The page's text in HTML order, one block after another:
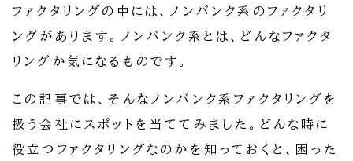
ファクタリングの中には、ノンバンク系のファクタリ
ングがあります。ノンバンク系とは、どんなファクタ
リングか気になるものです。
この記事では、そんなノンバンク系ファクタリングを
扱う会社にスポットを当ててみました。どんな時に
役立つファクタリングなのかを知っておくと、困った